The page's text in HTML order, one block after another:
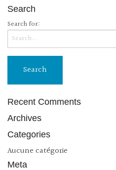
Search
Search for:
Recent Comments
Archives
Categories
Aucune catégorie
Meta